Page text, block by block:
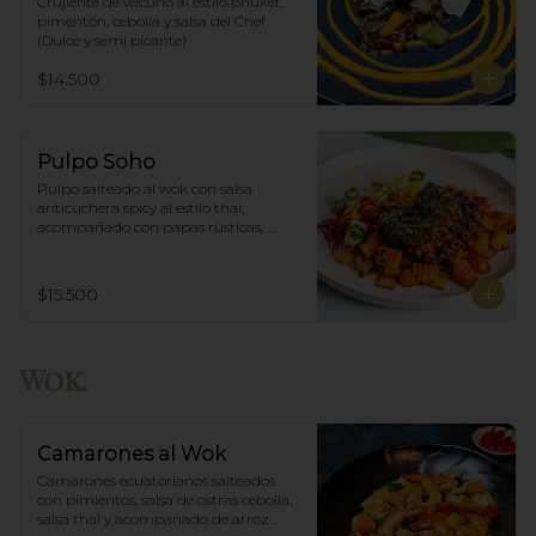
pimentón, cebolla y salsa del Chef
(Dulce y semi picante)
$14.500
Pulpo Soho
Pulpo salteado al wok con salsa
anticuchera spicy al estilo thai,
acompañado con papas rústicas,
$15.500
Camarones al Wok
Camarones ecuatorianos salteados
con pimientos, salsa de ostras cebolla,
salsa thai y acompañado de arroz